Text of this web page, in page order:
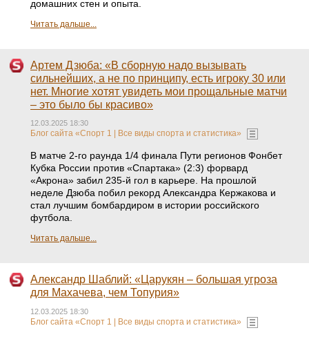
домашних стен и опыта.
Читать дальше...
Артем Дзюба: «В сборную надо вызывать
сильнейших, а не по принципу, есть игроку 30 или
нет. Многие хотят увидеть мои прощальные матчи
– это было бы красиво»
12.03.2025 18:30
Блог сайта «Спорт 1 | Все виды спорта и статистика»
В матче 2-го раунда 1/4 финала Пути регионов Фонбет
Кубка России против «Спартака» (2:3) форвард
«Акрона» забил 235-й гол в карьере. На прошлой
неделе Дзюба побил рекорд Александра Кержакова и
стал лучшим бомбардиром в истории российского
футбола.
Читать дальше...
Александр Шаблий: «Царукян – большая угроза
для Махачева, чем Топурия»
12.03.2025 18:30
Блог сайта «Спорт 1 | Все виды спорта и статистика»